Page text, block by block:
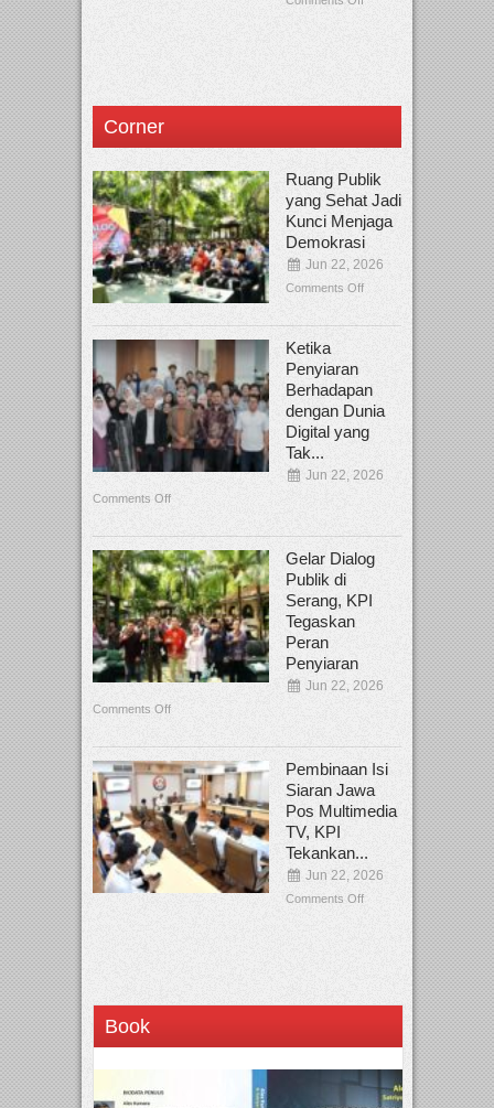
Corner
Ruang Publik
yang Sehat Jadi
Kunci Menjaga
Demokrasi
Jun 22, 2026
Comments Off
Ketika
Penyiaran
Berhadapan
dengan Dunia
Digital yang
Tak...
Jun 22, 2026
Comments Off
Gelar Dialog
Publik di
Serang, KPI
Tegaskan
Peran
Penyiaran
Jun 22, 2026
Comments Off
Pembinaan Isi
Siaran Jawa
Pos Multimedia
TV, KPI
Tekankan...
Jun 22, 2026
Comments Off
Book